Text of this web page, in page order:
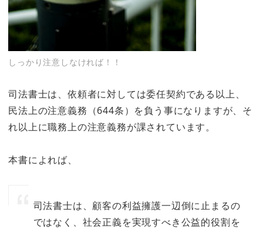
しっかり注意しなければ！！
司法書士は、依頼者に対しては委任契約である以上、
民法上の注意義務（644条）を負う事になりますが、そ
れ以上に職務上の注意義務が課されています。
本書によれば、
司法書士は、顧客の利益擁護一辺倒に止まるの
ではなく、社会正義を実現すべき公益的役割を